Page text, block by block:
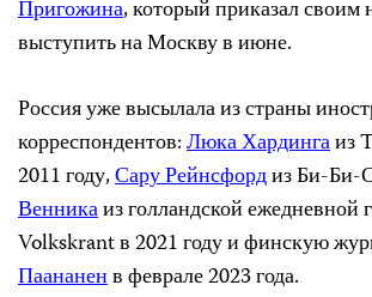
Пригожина, который приказал своим
выступить на Москву в июне.
Россия уже высылала из страны
корреспондентов:Люка Хардингаиз
2011 году,Сару Рейнсфордиз Би-Би-
Венникаиз голландской ежедневной
Volkskrant в 2021 году и финскую
Паананенв феврале 2023 года.